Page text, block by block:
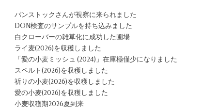
パンストックさんが視察に来られました
DON検査のサンプルを持ち込みました
白クローバーの雑草化に成功した圃場
ライ麦(2026)を収穫しました
「愛の小麦ミッシュ (2024)」在庫極僅少になりました
スペルト(2026)を収穫しました
祈りの小麦(2026)を収穫しました
愛の小麦(2026)を収穫しました
小麦収穫期2026夏到来